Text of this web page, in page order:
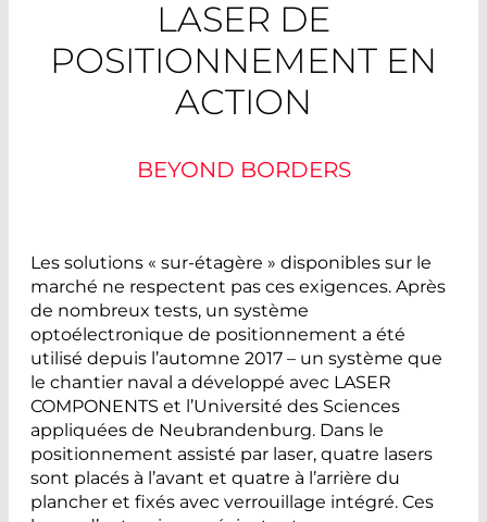
LASER DE
POSITIONNEMENT EN
ACTION
BEYOND BORDERS
Les solutions « sur-étagère » disponibles sur le
marché ne respectent pas ces exigences. Après
de nombreux tests, un système
optoélectronique de positionnement a été
utilisé depuis l’automne 2017 – un système que
le chantier naval a développé avec LASER
COMPONENTS et l’Université des Sciences
appliquées de Neubrandenburg. Dans le
positionnement assisté par laser, quatre lasers
sont placés à l’avant et quatre à l’arrière du
plancher et fixés avec verrouillage intégré. Ces